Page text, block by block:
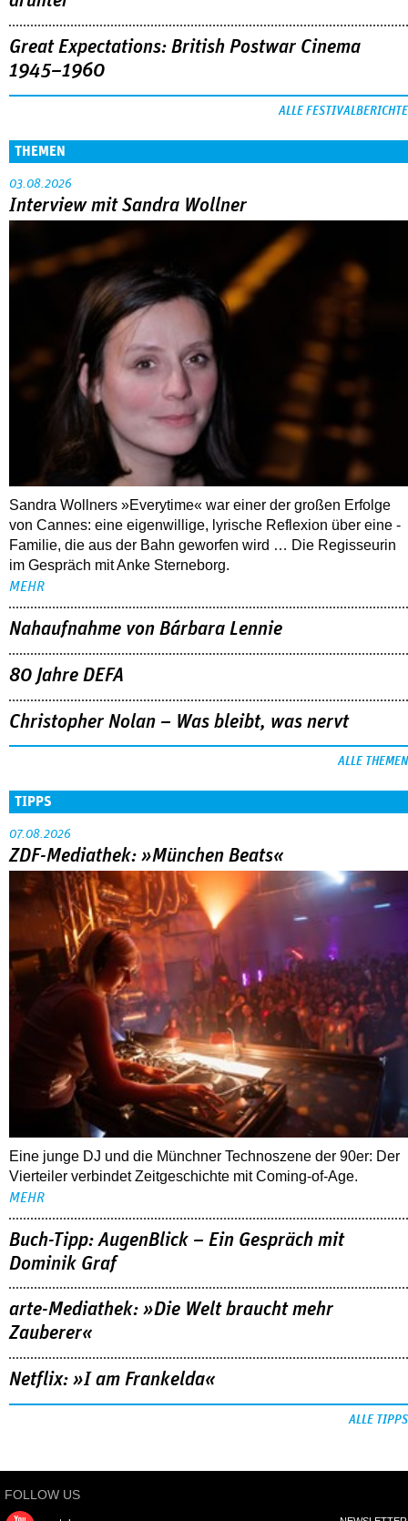
Great Expectations: British Postwar Cinema
1945–1960
ALLE FESTIVALBERICHTE
THEMEN
03.08.2026
Interview mit Sandra Wollner
Sandra Wollners »Everytime« war einer der großen Erfolge
von Cannes: eine eigenwillige, lyrische Reflexion über eine ­
Familie, die aus der Bahn geworfen wird … Die Regisseurin
im Gespräch mit Anke Sterneborg.
MEHR
Nahaufnahme von Bárbara Lennie
80 Jahre DEFA
Christopher Nolan – Was bleibt, was nervt
ALLE THEMEN
TIPPS
07.08.2026
ZDF-Mediathek: »München Beats«
Eine junge DJ und die Münchner Technoszene der 90er: Der
Vierteiler verbindet Zeitgeschichte mit Coming-of-Age.
MEHR
Buch-Tipp: AugenBlick – Ein Gespräch mit
Dominik Graf
arte-Mediathek: »Die Welt braucht mehr
Zauberer«
Netflix: »I am Frankelda«
ALLE TIPPS
FOLLOW US